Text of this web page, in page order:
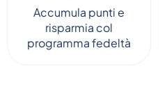
Accumula punti e
risparmia col
programma fedeltà